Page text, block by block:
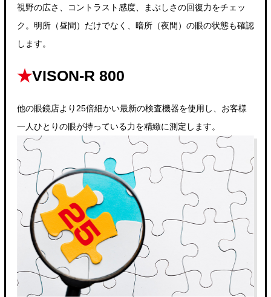
視野の広さ、コントラスト感度、まぶしさの回復力をチェッ
ク。明所（昼間）だけでなく、暗所（夜間）の眼の状態も確認
します。
★VISON-R 800
他の眼鏡店より25倍細かい最新の検査機器を使用し、お客様
一人ひとりの眼が持っている力を精緻に測定します。